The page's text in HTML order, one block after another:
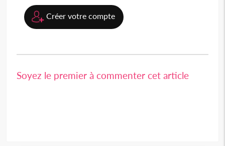
Créer votre compte
Soyez le premier à commenter cet article